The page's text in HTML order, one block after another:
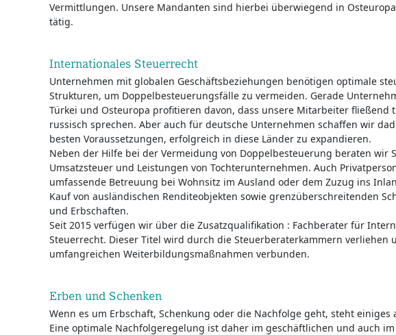
Vermittlungen. Unsere Mandanten sind hierbei überwiegend in
tätig.
Internationales Steuerrecht
Unternehmen mit globalen Geschäftsbeziehungen benötigen optimale
Strukturen, um Doppelbesteuerungsfälle zu vermeiden. Gerade
Türkei und Osteuropa profitieren davon, dass unsere Mitarbeiter fließend
russisch sprechen. Aber auch für deutsche Unternehmen schaffen wir
besten Voraussetzungen, erfolgreich in diese Länder zu expandieren.
Neben der Hilfe bei der Vermeidung von Doppelbesteuerung beraten wir
Umsatzsteuer und Leistungen von Tochterunternehmen. Auch
umfassende Betreuung bei Wohnsitz im Ausland oder dem Zuzug ins
Kauf von ausländischen Renditeobjekten sowie grenzüberschreitenden
und Erbschaften.
Seit 2015 verfügen wir über die Zusatzqualifikation : Fachberater für
Steuerrecht. Dieser Titel wird durch die Steuerberaterkammern verliehen
umfangreichen Weiterbildungsmaßnahmen verbunden.
Erben und Schenken
Wenn es um Erbschaft, Schenkung oder die Nachfolge geht, steht einiges
Eine optimale Nachfolgeregelung ist daher im geschäftlichen und auch